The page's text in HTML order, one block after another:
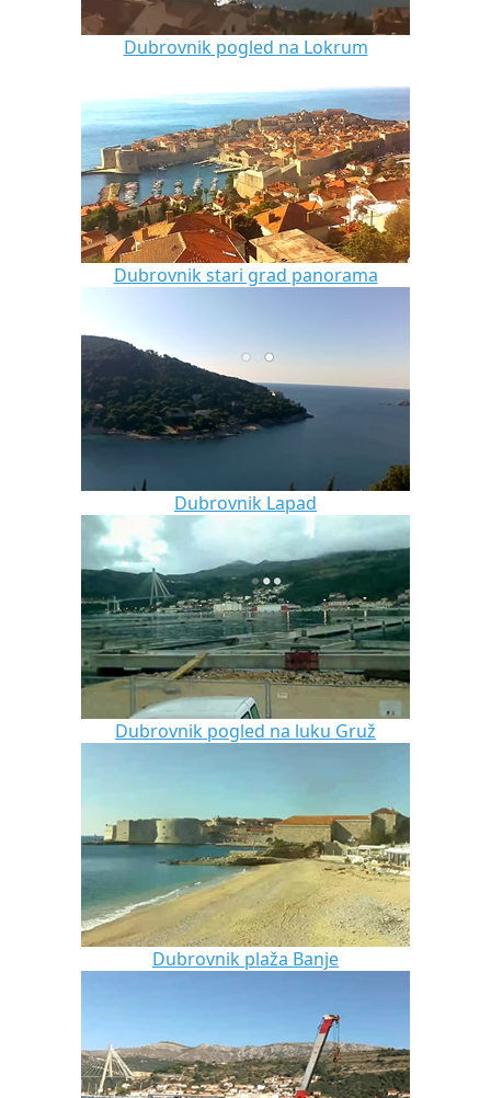
Dubrovnik pogled na Lokrum
Dubrovnik stari grad panorama
Dubrovnik Lapad
Dubrovnik pogled na luku Gruž
Dubrovnik plaža Banje